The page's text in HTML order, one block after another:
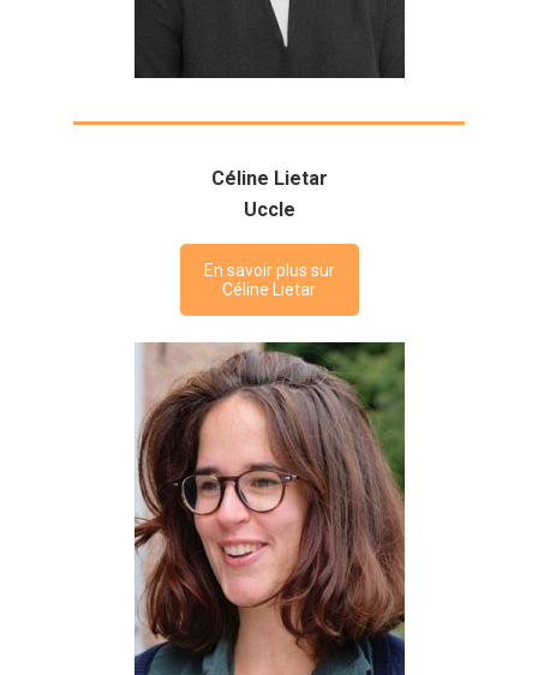
Céline Lietar
Uccle
En savoir plus sur
Céline Lietar